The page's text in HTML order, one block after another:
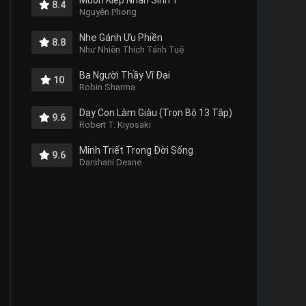
8.4
Nguyên Phong
8.8 Nhẹ Gánh Ưu Phiền
Như Nhiên Thích Tánh Tuệ
10 Ba Người Thầy Vĩ Đại
Robin Sharma
9.6 Dạy Con Làm Giàu (Trọn Bộ 13 Tập)
Robert T. Kiyosaki
9.6 Minh Triết Trong Đời Sống
Darshani Deane